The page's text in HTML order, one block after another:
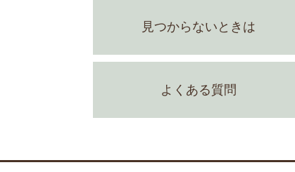
見つからないときは
よくある質問